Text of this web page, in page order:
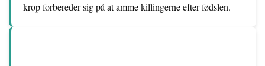
krop forbereder sig på at amme killingerne efter fødslen.